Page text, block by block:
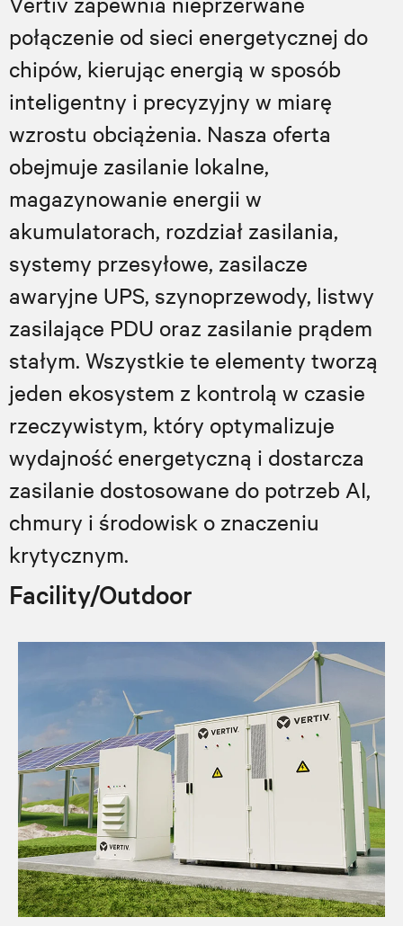
połączenie od sieci energetycznej do
chipów, kierując energią w sposób
inteligentny i precyzyjny w miarę
wzrostu obciążenia. Nasza oferta
obejmuje zasilanie lokalne,
magazynowanie energii w
akumulatorach, rozdział zasilania,
systemy przesyłowe, zasilacze
awaryjne UPS, szynoprzewody, listwy
zasilające PDU oraz zasilanie prądem
stałym. Wszystkie te elementy tworzą
jeden ekosystem z kontrolą w czasie
rzeczywistym, który optymalizuje
wydajność energetyczną i dostarcza
zasilanie dostosowane do potrzeb AI,
chmury i środowisk o znaczeniu
krytycznym.
Facility/Outdoor